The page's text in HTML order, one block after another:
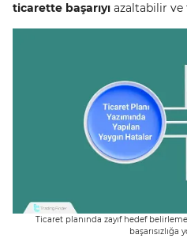
ticarette başarıyı azaltabilir ve
Ticaret planında zayıf hedef belirleme,
başarısızlığa